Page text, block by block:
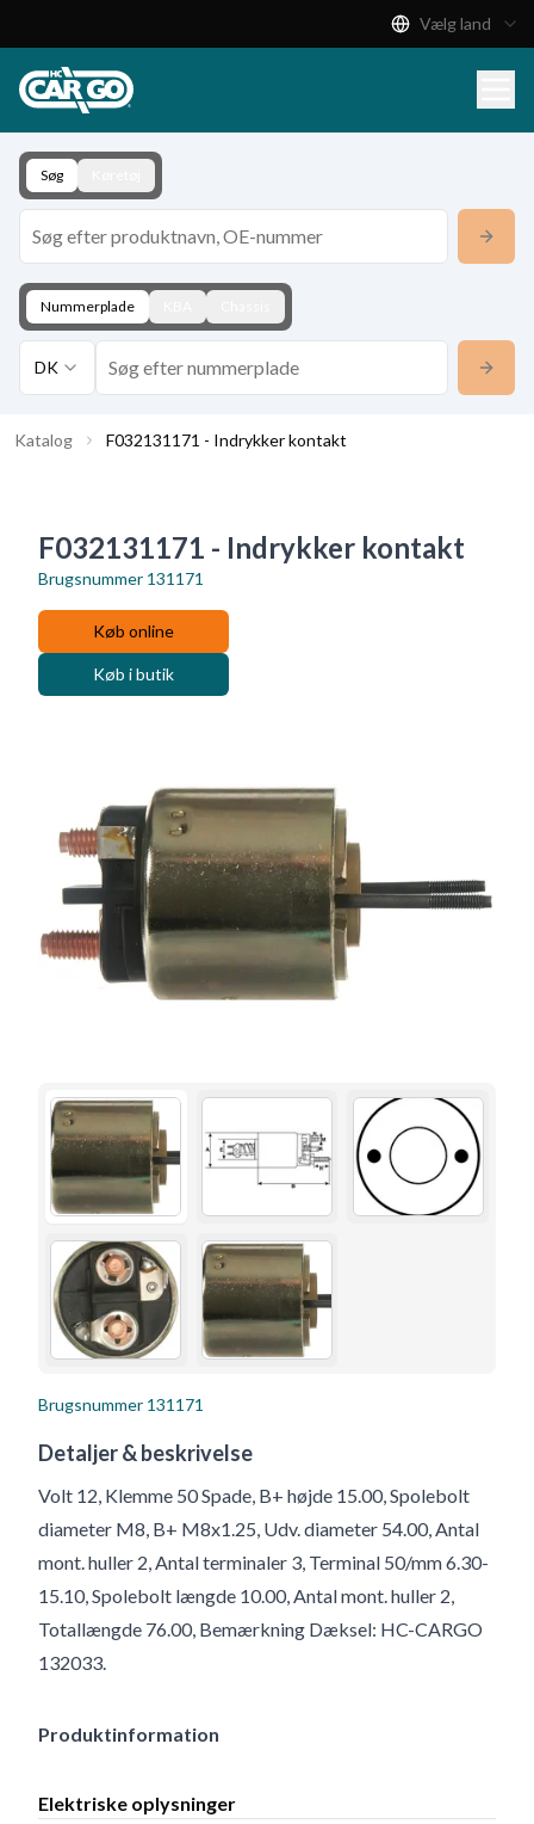
Download
Kontakt
Vælg land
Søg
Nummerplade
DK
Katalog F032131171 - Indrykker kontakt
F032131171 - Indrykker kontakt
Brugsnummer 131171
Køb online
Køb i butik
Brugsnummer 131171
Detaljer & beskrivelse
Volt 12, Klemme 50 Spade, B+ højde 15.00, Spolebolt
diameter M8, B+ M8x1.25, Udv. diameter 54.00, Antal
mont. huller 2, Antal terminaler 3, Terminal 50/mm 6.30-
15.10, Spolebolt længde 10.00, Antal mont. huller 2,
Totallængde 76.00, Bemærkning Dæksel: HC-CARGO
132033.
Produktinformation
Elektriske oplysninger